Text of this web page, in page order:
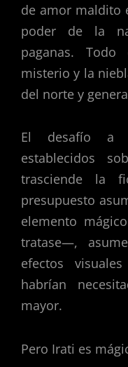
de amor maldito
poder de la
paganas.
misterio y la
del norte y
El desafío a
establecidos
trasciende la
presupuesto
elemento
tratase—,
efectos
habrían
mayor.
Pero Irati es